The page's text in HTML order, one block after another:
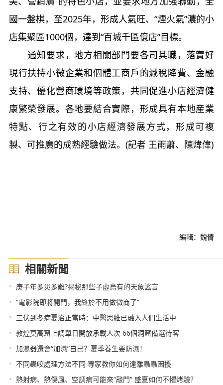
國一盤棋，至2025年，形成人氣旺、“煙火氣”濃的小
店集聚區1000個，達到“百城千區億店”目標。
通知要求，地方相關部門要各司其職，落實好
現行扶持小微企業和個體工商戶的減稅降費、金融
支持、優化營商環境等政策，共同促進小店經濟健
康繁榮發展。各地要結合實際，形成具有本地産業
特點、行之有效的小店經濟發展方式，形成可複
製、可推廣的成熟經驗做法。(記者 王雨蕭、陳煒偉)
編輯：魏倩
相關新聞
• 庚子年多災多難?揭秘那些子虛烏有的天象謠言
• “電影院即將開門，我終於不用做微商了”
• 三伏到冬病夏治正當時：中醫思維已融入人們生活中
• 敦煌莫高窟上調單日開放承載人次 66個洞窟備選待客
• 加濕器還會“加濕”自己？夏季養生要防濕！
• 不同蟲咬處理方法不同 專家教你如何遠離蟲蟲困擾
• 熱射病、熱傷風、空調病可能來“敲門” 盛夏如何不懼烤驗？